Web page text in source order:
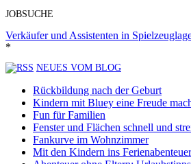
JOBSUCHE
Verkäufer und Assistenten in
*
NEUES VOM BLOG
Rückbildung nach der Geburt
Kindern mit Bluey eine Freude
Fun für Familien
Fenster und Flächen schnell und
Fankurve im Wohnzimmer
Mit den Kindern ins Ferienabenteuer